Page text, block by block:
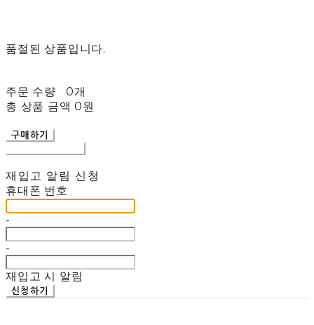
품절된 상품입니다.
주문 수량
0개
총 상품 금액 0원
구매하기
재입고 알림 신청
휴대폰 번호
-
-
재입고 시 알림
신청하기